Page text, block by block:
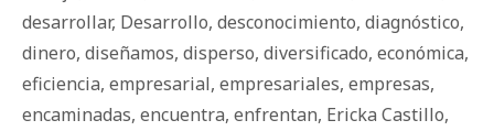
desarrollar, Desarrollo, desconocimiento, diagnóstico,
dinero, diseñamos, disperso, diversificado, económica,
eficiencia, empresarial, empresariales, empresas,
encaminadas, encuentra, enfrentan, Ericka Castillo,